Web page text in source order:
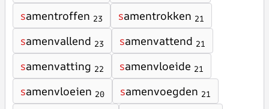
samentroffen 23 samentrokken 21
samenvallend 23 samenvattend 21
samenvatting 22 samenvloeide 21
samenvloeien 20 samenvoegden 21